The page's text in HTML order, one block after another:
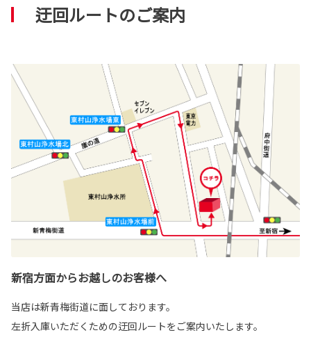
迂回ルートのご案内
新宿方面からお越しのお客様へ
当店は新青梅街道に面しております。
左折入庫いただくための迂回ルートをご案内いたします。